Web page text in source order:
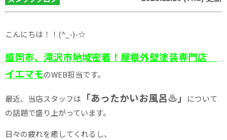
こんにちは！！(^_-)-☆
盛岡市、滝沢市地域密着！屋根外壁塗装専門店
イエマモのWEB担当です。
最近、当店スタッフは 「あったかいお風呂♨」
について
の話題で盛り上がっています。
日々の疲れを癒してくれるし、